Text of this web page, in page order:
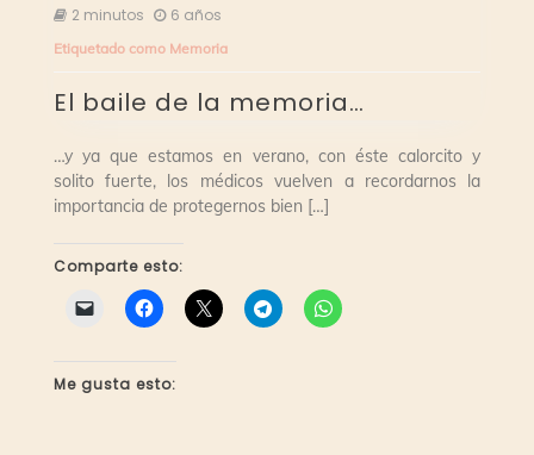
2 minutos 6 años
Etiquetado como Memoria
El baile de la memoria…
…y ya que estamos en verano, con éste calorcito y
solito fuerte, los médicos vuelven a recordarnos la
importancia de protegernos bien […]
Comparte esto:
Me gusta esto: